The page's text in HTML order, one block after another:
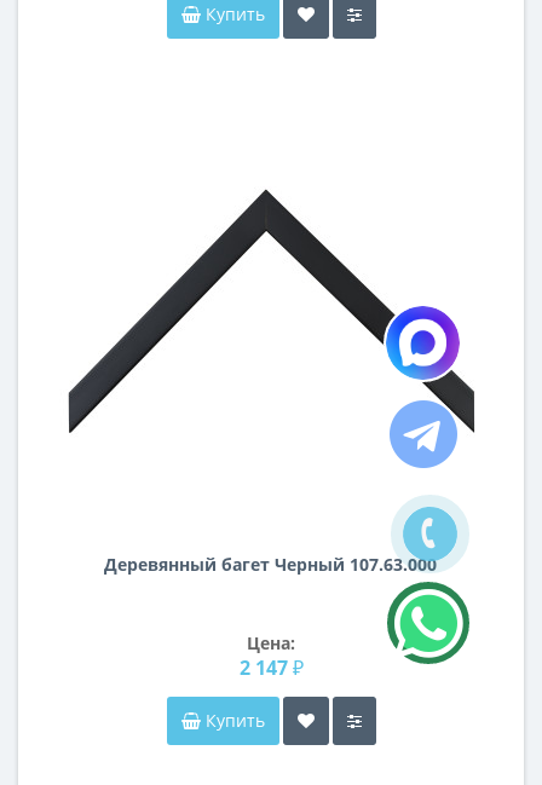
Купить
Деревянный багет Черный 107.63.000
Цена:
2 147 ₽
Купить